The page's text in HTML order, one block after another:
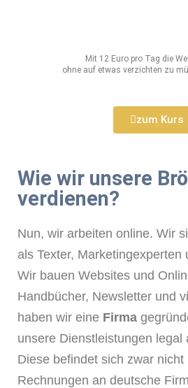
Mit 12 Euro pro Tag die
ohne auf etwas verzichten zu
zum Kurs
Wie wir unsere
verdienen? ​
Nun, wir arbeiten online. Wir
als Texter, Marketingexperten
Wir bauen Websites und
Handbücher, Newsletter und
haben wir eine Firma
unsere Dienstleistungen legal
Diese befindet sich zwar nicht
Rechnungen an deutsche